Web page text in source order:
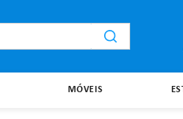
MÓVEIS